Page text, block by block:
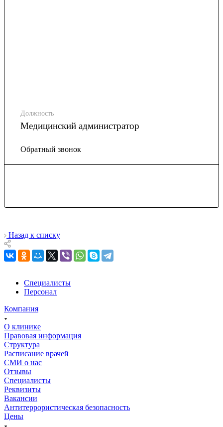
Должность
Медицинский администратор
Обратный звонок
Назад к списку
Специалисты
Персонал
Компания
О клинике
Правовая информация
Структура
Расписание врачей
СМИ о нас
Отзывы
Специалисты
Реквизиты
Вакансии
Антитеррористическая безопасность
Цены